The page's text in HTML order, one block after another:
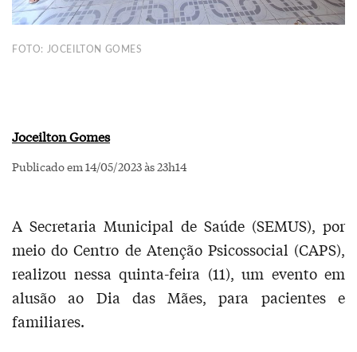
FOTO: JOCEILTON GOMES
Joceilton Gomes
Publicado em 14/05/2023 às 23h14
A Secretaria Municipal de Saúde (SEMUS), por
meio do Centro de Atenção Psicossocial (CAPS),
realizou nessa quinta-feira (11), um evento em
alusão ao Dia das Mães, para pacientes e
familiares.